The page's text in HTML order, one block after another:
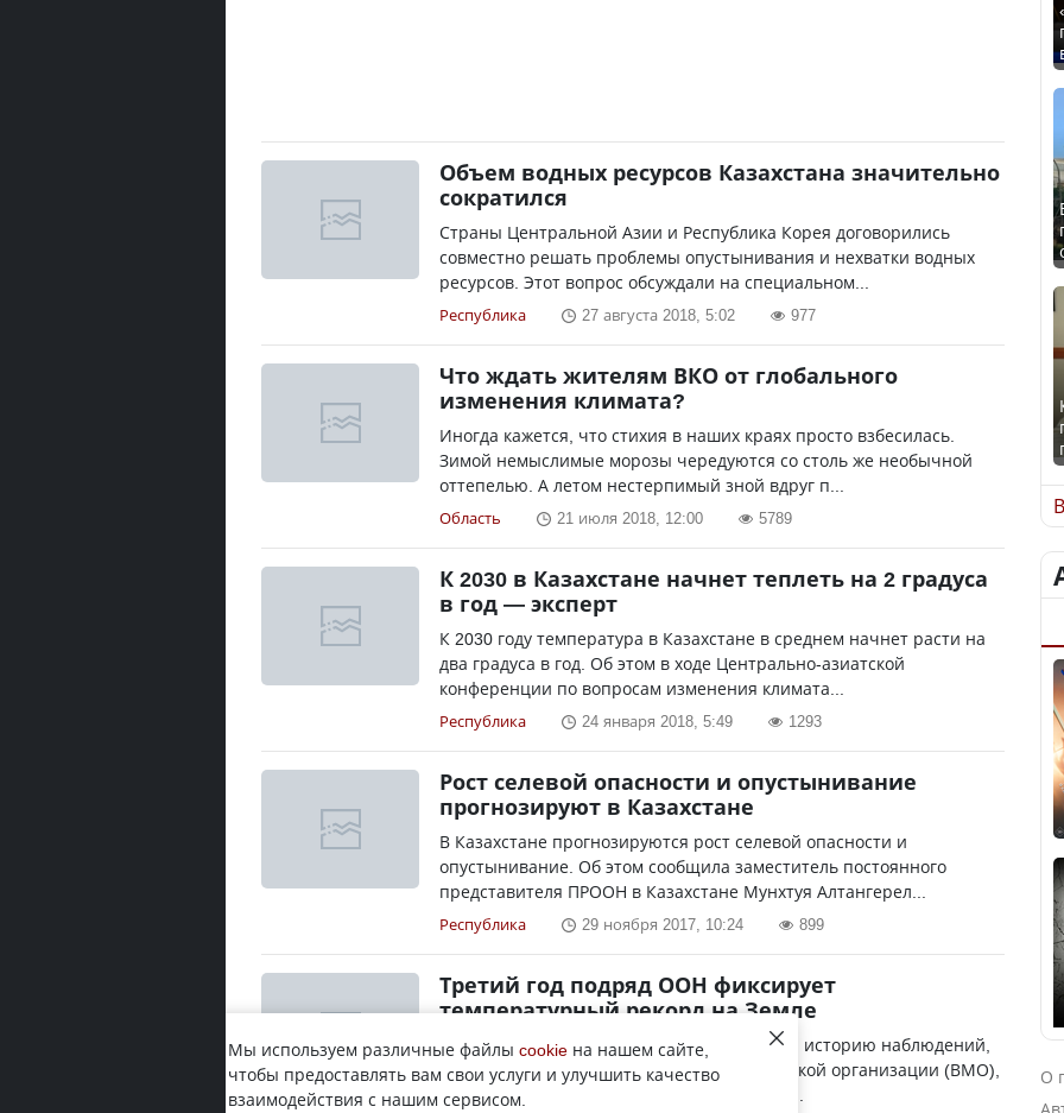
Объем водных ресурсов Казахстана значительно
сократился
Страны Центральной Азии и Республика Корея договорились
совместно решать проблемы опустынивания и нехватки водных
ресурсов. Этот вопрос обсуждали на специальном...
Республика 27 августа 2018, 5:02 977
Что ждать жителям ВКО от глобального
изменения климата?
Иногда кажется, что стихия в наших краях просто взбесилась.
Зимой немыслимые морозы чередуются со столь же необычной
оттепелью. А летом нестерпимый зной вдруг п...
Область 21 июля 2018, 12:00 5789
К 2030 в Казахстане начнет теплеть на 2 градуса
в год — эксперт
К 2030 году температура в Казахстане в среднем начнет расти на
два градуса в год. Об этом в ходе Центрально-азиатской
конференции по вопросам изменения климата...
Республика 24 января 2018, 5:49 1293
Рост селевой опасности и опустынивание
прогнозируют в Казахстане
В Казахстане прогнозируются рост селевой опасности и
опустынивание. Об этом сообщила заместитель постоянного
представителя ПРООН в Казахстане Мунхтуя Алтангерел...
Республика 29 ноября 2017, 10:24 899
Третий год подряд ООН фиксирует
температурный рекорд на Земле
2017 год может стать самым жарким за всю историю наблюдений,
говорится в отчёте Всемирной метеорической организации (ВМО),
опубликованном на официальном сайте О...
О
Мы используем различные файлы cookie на нашем сайте,
чтобы предоставлять вам свои услуги и улучшить качество
взаимодействия с нашим сервисом.